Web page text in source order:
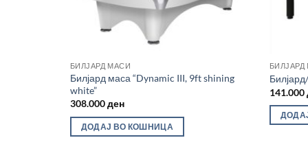
БИЛЈАРД МАСИ
Билјард маса “Dynamic III, 9ft shining
white”
308.000ден
ДОДАЈ ВО КОШНИЦА
141.000